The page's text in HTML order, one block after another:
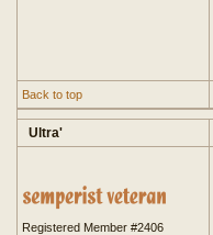
Back to top
Ultra'
Registered Member #2406